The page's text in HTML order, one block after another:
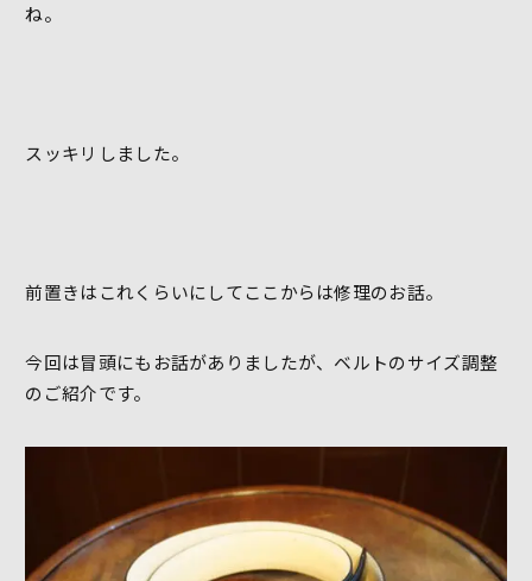
ね。
スッキリしました。
前置きはこれくらいにしてここからは修理のお話。
今回は冒頭にもお話がありましたが、ベルトのサイズ調整
のご紹介です。